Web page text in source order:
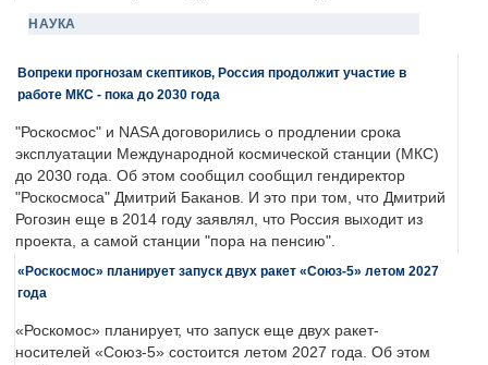
НАУКА
Вопреки прогнозам скептиков, Россия продолжит участие в
работе МКС - пока до 2030 года
"Роскосмос" и NASA договорились о продлении срока
эксплуатации Международной космической станции (МКС)
до 2030 года. Об этом сообщил сообщил гендиректор
"Роскосмоса" Дмитрий Баканов. И это при том, что Дмитрий
Рогозин еще в 2014 году заявлял, что Россия выходит из
проекта, а самой станции "пора на пенсию".
«Роскосмос» планирует запуск двух ракет «Союз-5» летом 2027
года
«Роскомос» планирует, что запуск еще двух ракет-
носителей «Союз-5» состоится летом 2027 года. Об этом